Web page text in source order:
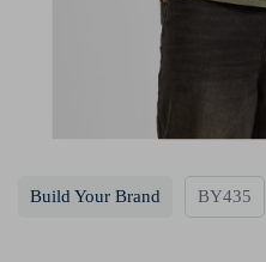
Build Your Brand BY435